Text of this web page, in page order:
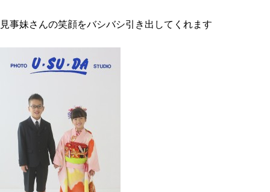
見事妹さんの笑顔をバシバシ引き出してくれます